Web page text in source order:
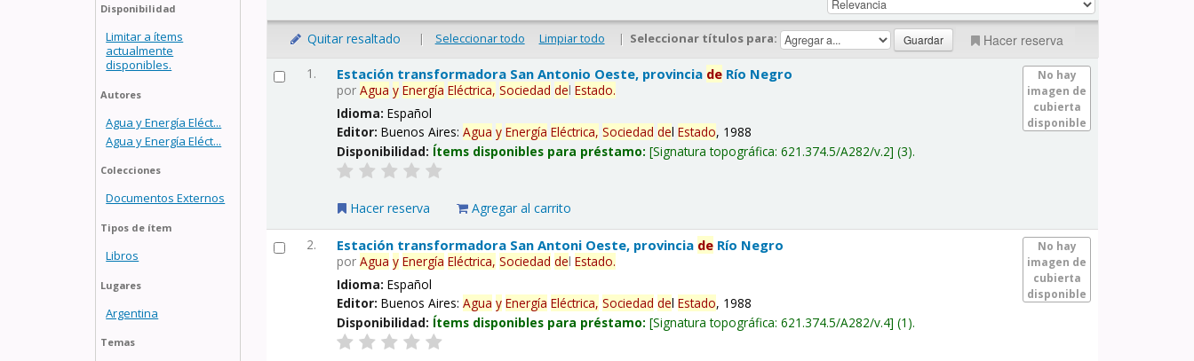
Disponibilidad
Limitar a ítems
actualmente
disponibles.
Autores
Agua y Energía Eléct...
Agua y Energía Eléct...
Colecciones
Documentos Externos
Tipos de ítem
Libros
Lugares
Argentina
Temas
Quitar resaltado | Seleccionar todo Limpiar todo | Seleccionar títulos para: Hacer reserva
1.
No hay
imagen de
cubierta
disponible
Estación transformadora San Antonio Oeste, provincia de Río Negro
porAgua y Energía Eléctrica, Sociedad delEstado.
Idioma:Español
Editor:Buenos Aires:Agua y Energía Eléctrica, Sociedad delEstado, 1988
Disponibilidad: Ítems disponibles para préstamo: Signatura topográfica:621.374.5/A282/v.2 (3).
Hacer reserva Agregar al carrito
2.
No hay
imagen de
cubierta
disponible
Estación transformadora San Antoni Oeste, provincia de Río Negro
porAgua y Energía Eléctrica, Sociedad delEstado.
Idioma:Español
Editor:Buenos Aires:Agua y Energía Eléctrica, Sociedad delEstado, 1988
Disponibilidad: Ítems disponibles para préstamo: Signatura topográfica:621.374.5/A282/v.4 (1).